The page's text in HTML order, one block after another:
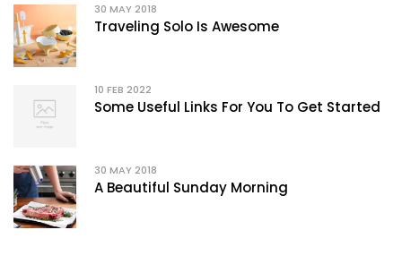
30 MAY 2018
Traveling Solo Is Awesome
10 FEB 2022
Some Useful Links For You To Get Started
30 MAY 2018
A Beautiful Sunday Morning